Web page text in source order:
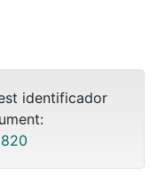
identificador